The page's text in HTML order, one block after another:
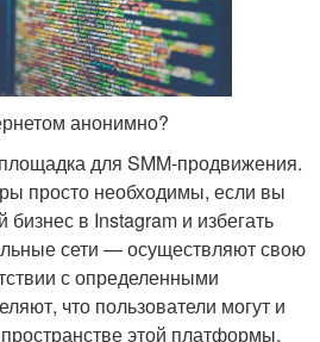
анонимно?
для SMM-продвижения.
просто необходимы, если вы
бизнес в Instagram и избегать
сети — осуществляют свою
с определенными
что пользователи могут и
этой платформы.